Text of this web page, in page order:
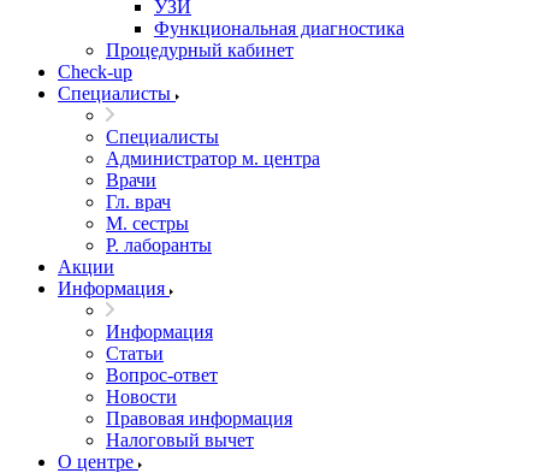
УЗИ
Функциональная диагностика
Процедурный кабинет
Cheсk-up
Специалисты
Специалисты
Администратор м. центра
Врачи
Гл. врач
М. сестры
Р. лаборанты
Акции
Информация
Информация
Статьи
Вопрос-ответ
Новости
Правовая информация
Налоговый вычет
О центре